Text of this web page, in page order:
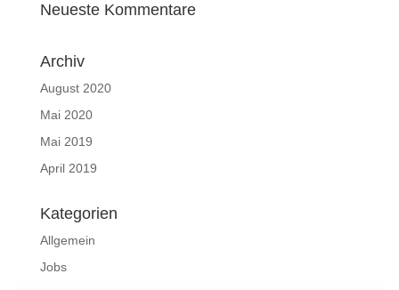
Neueste Kommentare
Archiv
August 2020
Mai 2020
Mai 2019
April 2019
Kategorien
Allgemein
Jobs